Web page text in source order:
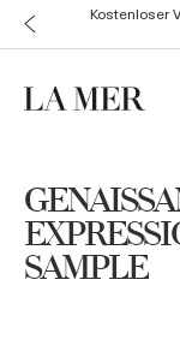
Kostenloser
SAMPLE